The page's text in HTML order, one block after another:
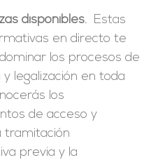
es:
149,00€.
disponibles. Estas
en directo te
los procesos de
legalización en toda
los
de acceso y
tramitación
previa y la